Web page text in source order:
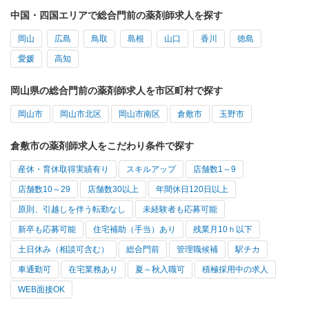
中国・四国エリアで総合門前の薬剤師求人を探す
岡山 広島 鳥取 島根 山口 香川 徳島
愛媛 高知
岡山県の総合門前の薬剤師求人を市区町村で探す
岡山市 岡山市北区 岡山市南区 倉敷市 玉野市
倉敷市の薬剤師求人をこだわり条件で探す
産休・育休取得実績有り スキルアップ 店舗数1～9
店舗数10～29 店舗数30以上 年間休日120日以上
原則、引越しを伴う転勤なし 未経験者も応募可能
新卒も応募可能 住宅補助（手当）あり 残業月10ｈ以下
土日休み（相談可含む） 総合門前 管理職候補 駅チカ
車通勤可 在宅業務あり 夏～秋入職可 積極採用中の求人
WEB面接OK